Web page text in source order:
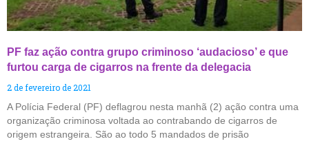
PF faz ação contra grupo criminoso ‘audacioso’ e que
furtou carga de cigarros na frente da delegacia
2 de fevereiro de 2021
A Polícia Federal (PF) deflagrou nesta manhã (2) ação contra uma
organização criminosa voltada ao contrabando de cigarros de
origem estrangeira. São ao todo 5 mandados de prisão